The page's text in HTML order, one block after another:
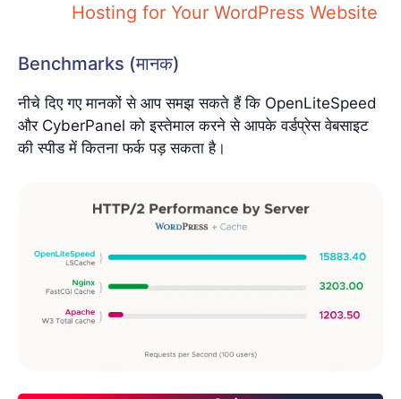
Hosting for Your WordPress Website
Benchmarks (मानक)
नीचे दिए गए मानकों से आप समझ सकते हैं कि OpenLiteSpeed
और CyberPanel को इस्तेमाल करने से आपके वर्डप्रेस वेबसाइट
की स्पीड में कितना फर्क पड़ सकता है।